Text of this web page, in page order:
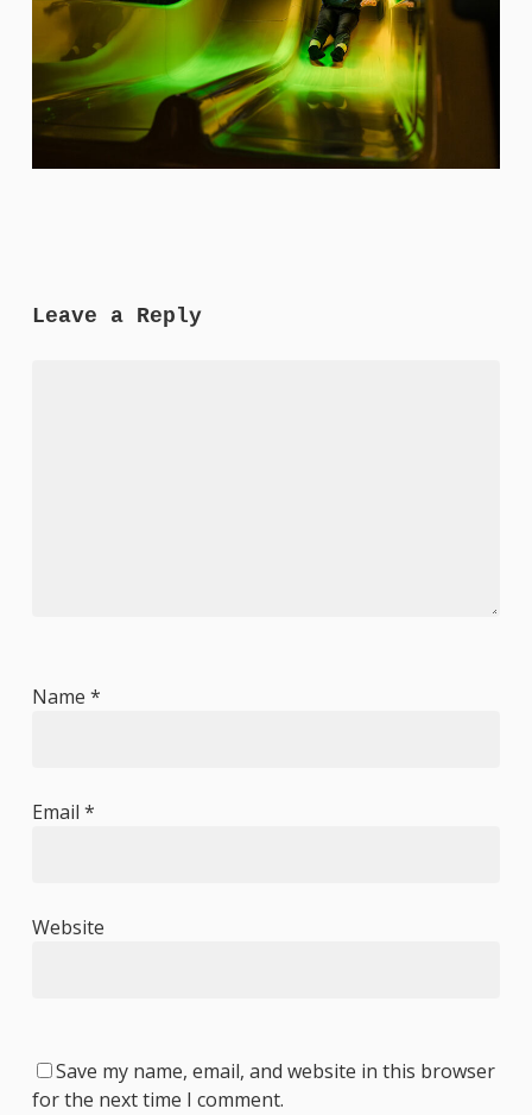
Leave a Reply
Name *
Email *
Website
Save my name, email, and website in this browser
for the next time I comment.